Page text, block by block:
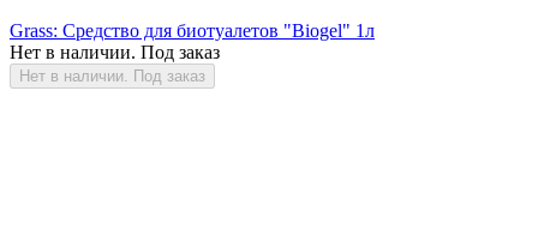
Grass: Средство для биотуалетов "Biogel" 1л
Нет в наличии. Под заказ
Нет в наличии. Под заказ